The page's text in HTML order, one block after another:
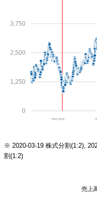
0
1,250
2,500
3,750
2020
※ 2020-03-19 株式分割(1:2),
割(1:2)